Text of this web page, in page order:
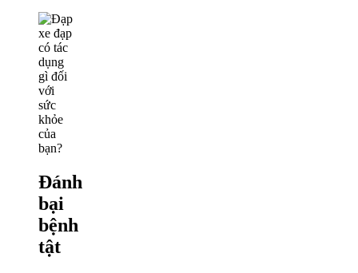
Đánh
bại
bệnh
tật